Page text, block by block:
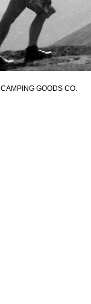
CAMPING GOODS CO.